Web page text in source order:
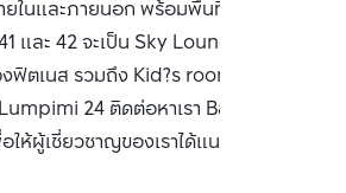
ในและภายนอก พร้อมพื้นที่ส่วนกลาง
ละ 42 จะเป็น Sky Lounge, สระว่าย
ตเนส รวมถึง Kid?s room ซื้อ ขาย
24 ติดต่อหาเรา Bangkok
ผู้เชี่ยวชาญของเราได้แนะนำคอนโดให้